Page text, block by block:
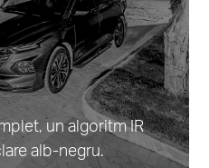
un algoritm IR
alb-negru.